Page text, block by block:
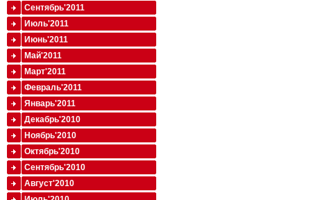
Сентябрь'2011
Июль'2011
Июнь'2011
Май'2011
Март'2011
Февраль'2011
Январь'2011
Декабрь'2010
Ноябрь'2010
Октябрь'2010
Сентябрь'2010
Август'2010